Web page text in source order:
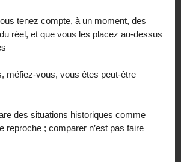
tenez compte, à un moment, des
réel, et que vous les placez au-dessus
méfiez-vous, vous êtes peut-être
des situations historiques comme
reproche ; comparer n’est pas faire